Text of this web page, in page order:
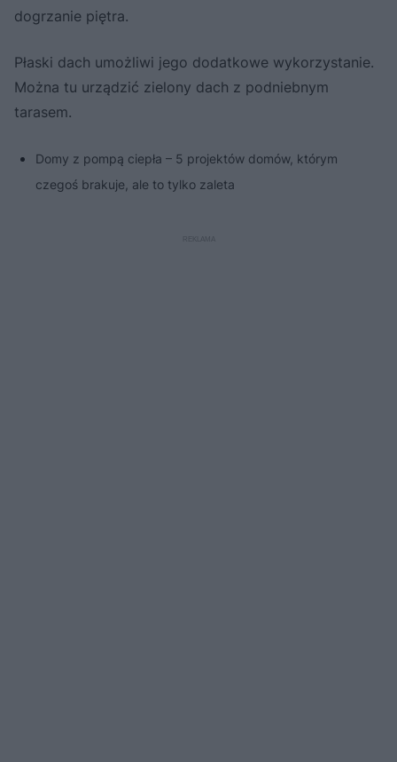
dogrzanie piętra.
Płaski dach umożliwi jego dodatkowe wykorzystanie.
Można tu urządzić zielony dach z podniebnym
tarasem.
Domy z pompą ciepła – 5 projektów domów, którym
czegoś brakuje, ale to tylko zaleta